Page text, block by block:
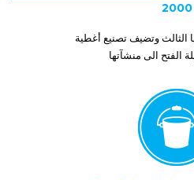
2000
وتضيف تصنيع أغطية
الفتح الى منشآتها